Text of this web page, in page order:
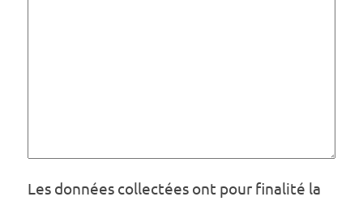
Les données collectées ont pour finalité la